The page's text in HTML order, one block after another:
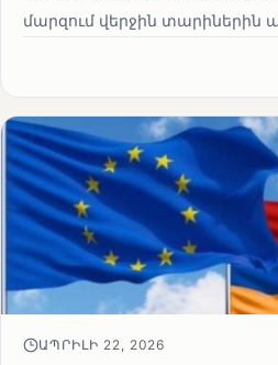
մարզում վերջին
ԱՊՐԻԼԻ 22, 2026